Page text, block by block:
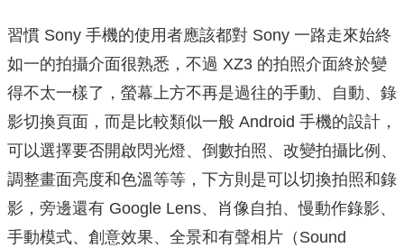
習慣 Sony 手機的使用者應該都對 Sony 一路走來始終
如一的拍攝介面很熟悉，不過 XZ3 的拍照介面終於變
得不太一樣了，螢幕上方不再是過往的手動、自動、錄
影切換頁面，而是比較類似一般 Android 手機的設計，
可以選擇要否開啟閃光燈、倒數拍照、改變拍攝比例、
調整畫面亮度和色溫等等，下方則是可以切換拍照和錄
影，旁邊還有 Google Lens、肖像自拍、慢動作錄影、
手動模式、創意效果、全景和有聲相片（Sound